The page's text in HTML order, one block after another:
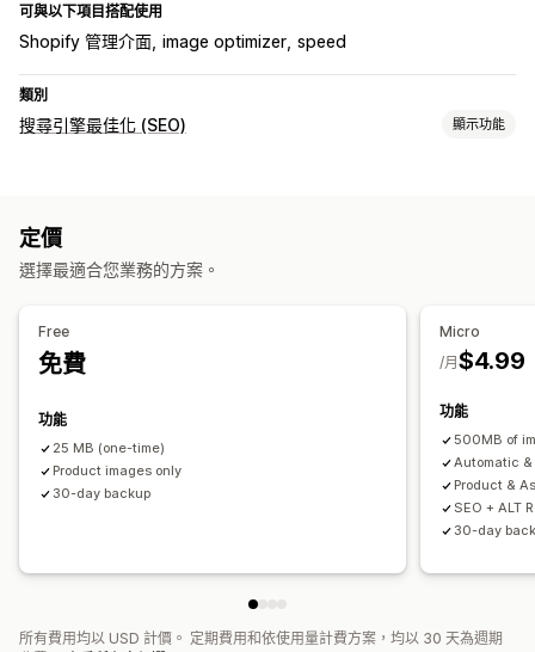
可與以下項目搭配使用
Shopify 管理介面 image optimizer speed
類別
搜尋引擎最佳化 (SEO) 顯示功能
定價
選擇最適合您業務的方案。
Free
免費
功能
25 MB (one-time)
Product images only
30-day backup
Micro
$4.99
/月
功能
500MB of
Automatic
Product &
SEO + ALT
30-day
所有費用均以 USD 計價。 定期費用和依使用量計費方案，均以 30 天為週期